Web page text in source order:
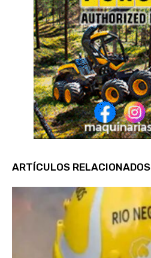
ARTÍCULOS RELACIONADOS